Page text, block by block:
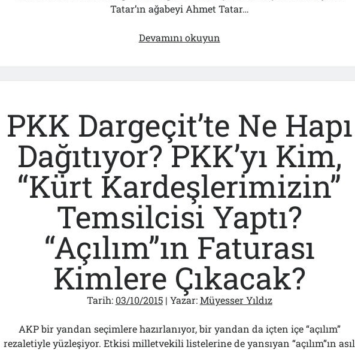
Tatar’ın ağabeyi Ahmet Tatar…
Devamını okuyun
Madalyayı
Hakettiniz”!..
PKK Dargeçit’te Ne Hapı
Dağıtıyor? PKK’yı Kim,
“Kürt Kardeşlerimizin”
Temsilcisi Yaptı?
“Açılım”ın Faturası
Kimlere Çıkacak?
Tarih: 03/10/2015| Yazar:Müyesser Yıldız
AKP bir yandan seçimlere hazırlanıyor, bir yandan da içten içe “açılım”
rezaletiyle yüzleşiyor. Etkisi milletvekili listelerine de yansıyan “açılım”ın asıl